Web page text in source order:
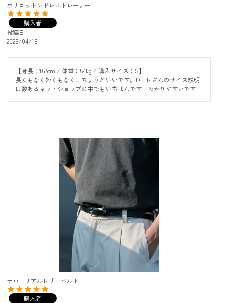
ポリコットンドレストレーナー
購入者
投稿日
2025/04/18
【身長：167cm / 体重：54kg / 購入サイズ：S】
長くもなく短くもなく、ちょうどいいです。Dコレさんのサイズ説明
は数あるネットショップの中でもいちばんです！わかりやすいです！
ナローリアルレザーベルト
購入者